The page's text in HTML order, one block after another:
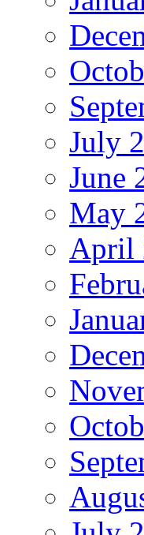
July
June
May
April